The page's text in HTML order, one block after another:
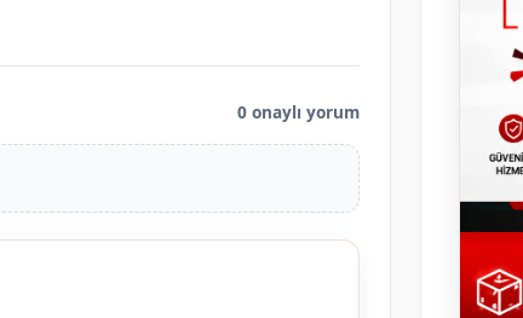
0 onaylı yorum